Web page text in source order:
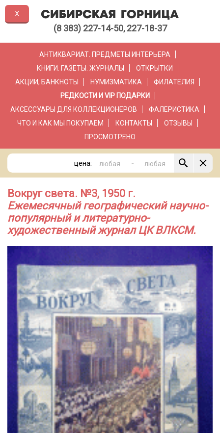
(8 383) 227-14-50, 227-18-37
АНТИКВАРИАТ. ПРЕДМЕТЫ ИНТЕРЬЕРА
КНИГИ. ГАЗЕТЫ. ЖУРНАЛЫ
ОТКРЫТКИ
АКЦИИ, БАНКНОТЫ
НУМИЗМАТИКА
ФИЛАТЕЛИЯ
РЕДКОСТИ И VIP ПОДАРКИ
АКСЕССУАРЫ ДЛЯ КОЛЛЕКЦИОНЕРОВ
ФАЛЕРИСТИКА
ЧТО И КАК МЫ ПОКУПАЕМ
КОНТАКТЫ
ОТЗЫВЫ
ПРОСМОТРЕНО
цена: -
Вокруг света. №3, 1950 г.
Ежемесячный географический научно-
популярный и литературно-
художественный журнал ЦК ВЛКСМ.
X